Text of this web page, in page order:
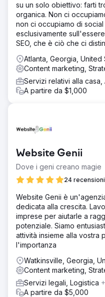
su un solo obiettivo: farti
organica. Non ci
non ci occupiamo di
esclusivamente
SEO, che è ciò che ci
Atlanta, Georgia, United
Content marketing,
Servizi relativi alla casa,
A partire da $1,000
Website Genii
Dove i geni creano magie
24 recensioni
Website Genii è
dedicata alla crescita.
imprese per aiutarle a
potenziale. Siamo
attività insieme alla vostra
l'importanza
Watkinsville, Georgia,
Content marketing,
Servizi legali, Logistica
A partire da $5,000